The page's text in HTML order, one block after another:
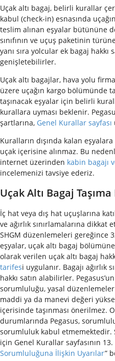
Uçak altı bagaj, belirli kurallar
kabul (check-in) esnasında
teslim alınan eşyalar bütününe
sınıfının ve uçuş paketinin
yanı sıra yolcular ek bagaj hakkı
genişletebilirler.
Uçak altı bagajlar, hava yolu
üzere uçağın kargo bölümünde
taşınacak eşyalar için belirli
kurallara uyması beklenir.
şartlarına, Genel Kurallar sayfası
Kuralların dışında kalan
uçak içerisine alınmaz. Bu
internet üzerinden kabin bagajı
incelemenizi tavsiye ederiz.
Uçak Altı Bagaj
İç hat veya dış hat uçuşlarına
ve ağırlık sınırlamalarına dikkat
SHGM düzenlemeleri gereğince
eşyalar, uçak altı bagaj
olarak verilen uçak altı bagaj
tarifesi uygulanır. Bagajı ağırlık
hakkı satın alabilirler.
sorumluluğu, yasal
maddi ya da manevi değeri
içerisinde taşınması önerilmez.
durumlarında Pegasus,
sorumluluk kabul
için Genel Kurallar sayfasının
Sorumluluğuna İlişkin Uyarılar”